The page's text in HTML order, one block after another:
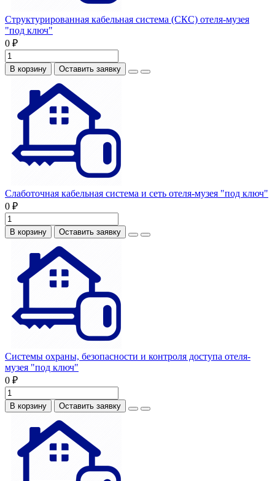
Структурированная кабельная система (СКС) отеля-музея
"под ключ"
0 ₽
В корзину Оставить заявку
Слаботочная кабельная система и сеть отеля-музея "под ключ"
0 ₽
В корзину Оставить заявку
Системы охраны, безопасности и контроля доступа отеля-
музея "под ключ"
0 ₽
В корзину Оставить заявку